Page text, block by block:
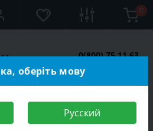
0
0(800) 75 11 63
оберіть мову
Русский